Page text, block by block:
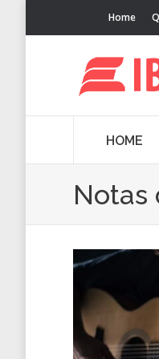
Home
HOME
Notas